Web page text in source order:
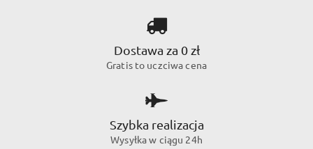
Dostawa za 0 zł
Gratis to uczciwa cena
Szybka realizacja
Wysyłka w ciągu 24h